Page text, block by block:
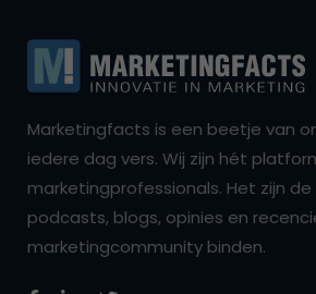
Marketingfacts is een beetje van
iedere dag vers. Wij zijn hét
marketingprofessionals. Het zijn de
podcasts, blogs, opinies en
marketingcommunity binden.